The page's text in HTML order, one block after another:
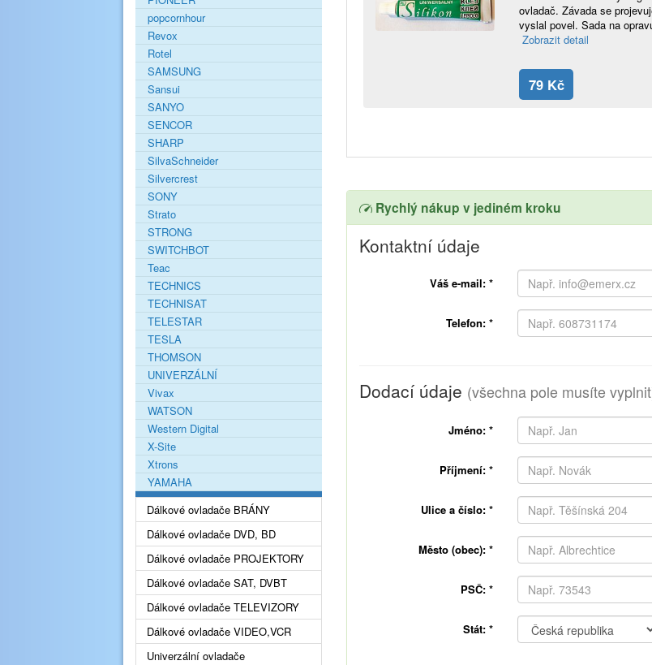
ovladač. Závada se
vyslal povel. Sada na
Zobrazit detail
79 Kč
Rychlý nákup v jediném kroku
Kontaktní údaje
Váš e-mail: *
Telefon: *
Dodací údaje (všechna pole musíte
Jméno: *
Příjmení: *
Ulice a číslo: *
Město (obec): *
PSČ: *
Stát: *
popcornhour
Revox
Rotel
SAMSUNG
Sansui
SANYO
SENCOR
SHARP
SilvaSchneider
Silvercrest
SONY
Strato
STRONG
SWITCHBOT
Teac
TECHNICS
TECHNISAT
TELESTAR
TESLA
THOMSON
UNIVERZÁLNÍ
Vivax
WATSON
Western Digital
X-Site
Xtrons
YAMAHA
Dálkové ovladače BRÁNY
Dálkové ovladače DVD, BD
Dálkové ovladače PROJEKTORY
Dálkové ovladače SAT, DVBT
Dálkové ovladače TELEVIZORY
Dálkové ovladače VIDEO,VCR
Univerzální ovladače